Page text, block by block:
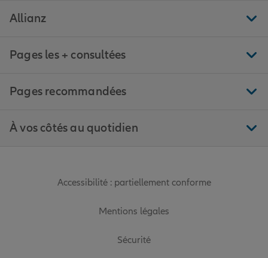
Allianz
Pages les + consultées
Pages recommandées
À vos côtés au quotidien
Accessibilité : partiellement conforme
Mentions légales
Sécurité